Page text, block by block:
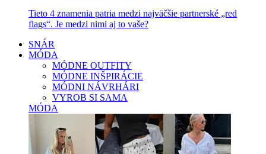
Tieto 4 znamenia patria medzi najväčšie partnerské „red
flags“. Je medzi nimi aj to vaše?
SNÁR
MÓDA
MÓDNE OUTFITY
MÓDNE INŠPIRÁCIE
MÓDNI NÁVRHÁRI
VYROB SI SAMA
MÓDA